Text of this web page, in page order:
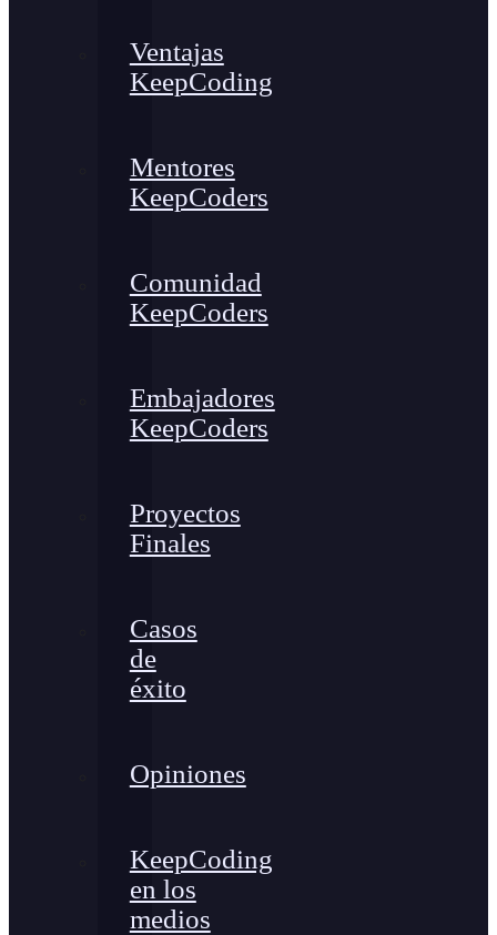
Ventajas
KeepCoding
Mentores
KeepCoders
Comunidad
KeepCoders
Embajadores
KeepCoders
Proyectos
Finales
Casos
de
éxito
Opiniones
KeepCoding
en los
medios